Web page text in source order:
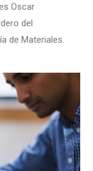
Oscar
del
de Materiales.